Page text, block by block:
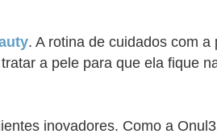
. A rotina de cuidados com
a pele para que ela fique
inovadores. Como a